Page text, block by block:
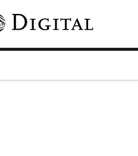
Pasar al contenido principal